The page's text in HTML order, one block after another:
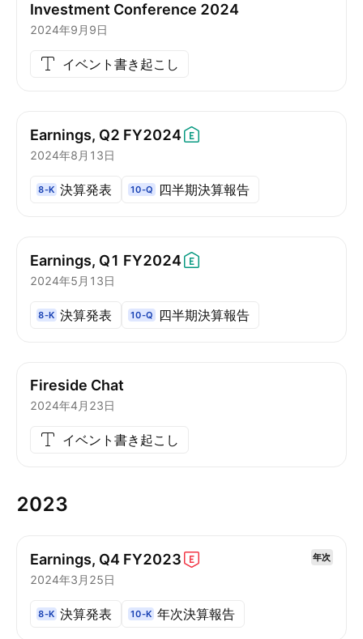
Investment Conference 2024
2024年9月9日
イベント書き起こし
Earnings, Q2 FY2024
2024年8月13日
8-K 決算発表 10-Q 四半期決算報告
Earnings, Q1 FY2024
2024年5月13日
8-K 決算発表 10-Q 四半期決算報告
Fireside Chat
2024年4月23日
イベント書き起こし
2023
Earnings, Q4 FY2023 年次
2024年3月25日
8-K 決算発表 10-K 年次決算報告